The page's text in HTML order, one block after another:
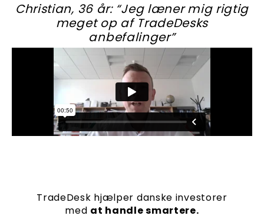
Christian, 36 år: “Jeg læner mig rigtig
meget op af TradeDesks
anbefalinger”
TradeDesk hjælper danske investorer
med at handle smartere.